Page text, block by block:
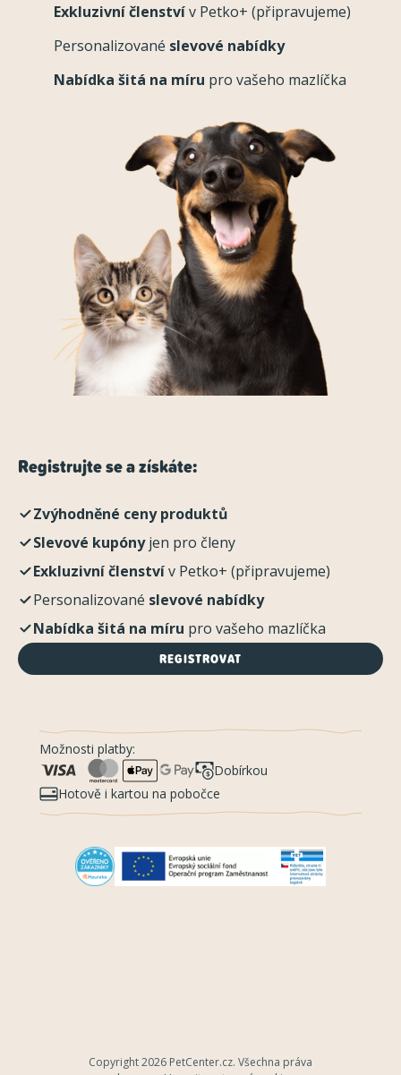
Exkluzivní členstvív Petko+ (připravujeme)
Personalizované slevové nabídky
Nabídka šitá na míru pro vašeho mazlíčka
Registrujte se a získáte:
Zvýhodněné ceny produktů
Slevové kupónyjen pro členy
Exkluzivní členstvív Petko+ (připravujeme)
Personalizované slevové nabídky
Nabídka šitá na míru pro vašeho mazlíčka
REGISTROVAT
Možnosti platby:
Dobírkou
Hotově i kartou na pobočce
Copyright 2026 PetCenter.cz. Všechna práva